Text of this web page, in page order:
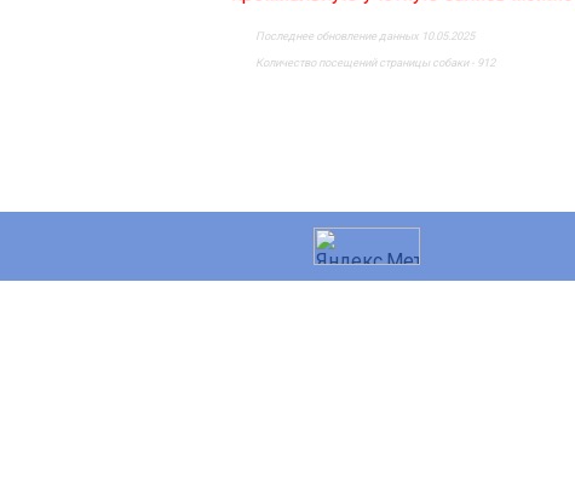
Последнее обновление данных 10.05.2025
Количество посещений страницы собаки - 912